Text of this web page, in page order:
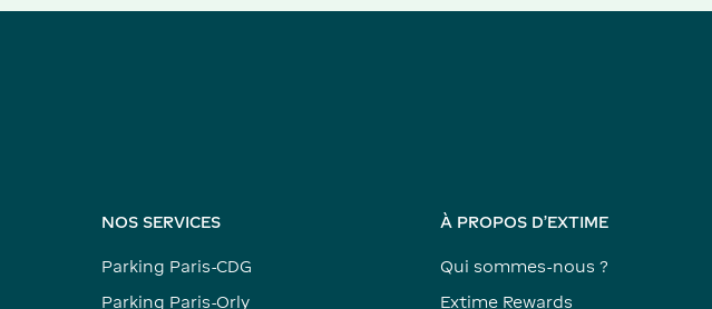
NOS SERVICES
Parking Paris-CDG
Parking Paris-Orly
À PROPOS D'EXTIME
Qui sommes-nous ?
Extime Rewards